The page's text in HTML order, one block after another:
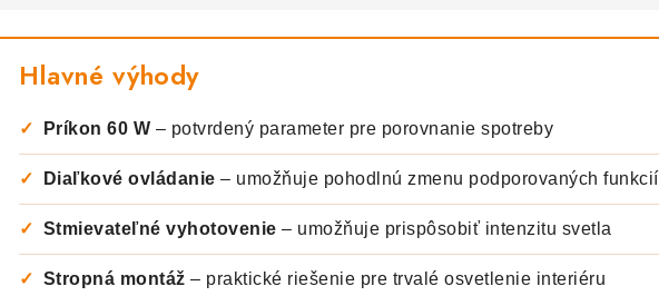
Hlavné výhody
✓ Príkon 60 W – potvrdený parameter pre porovnanie spotreby
✓ Diaľkové ovládanie – umožňuje pohodlnú zmenu podporovaných funkcií
✓ Stmievateľné vyhotovenie – umožňuje prispôsobiť intenzitu svetla
✓ Stropná montáž – praktické riešenie pre trvalé osvetlenie interiéru